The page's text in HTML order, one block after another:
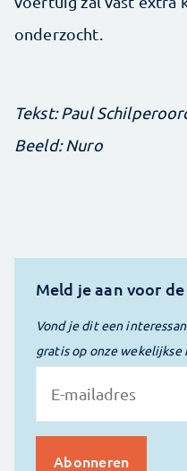
onderzocht.
Tekst: Paul
Beeld: Nuro
Meld je aan voor
Vond je dit een
gratis op onze wekelijkse